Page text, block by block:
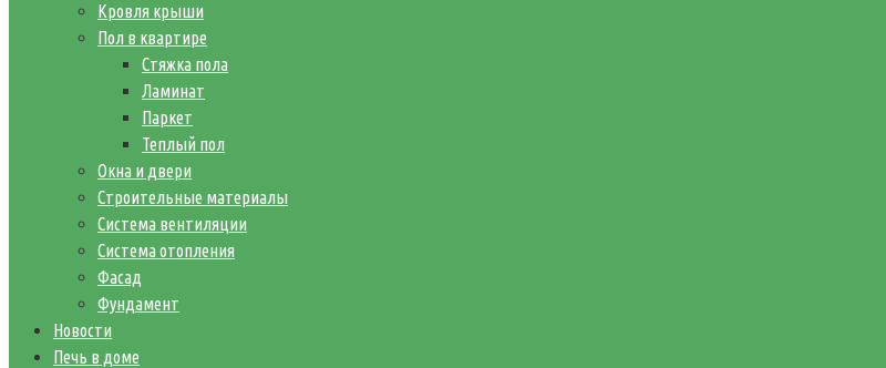
Кровля крыши
Пол в квартире
Стяжка пола
Ламинат
Паркет
Теплый пол
Окна и двери
Строительные материалы
Система вентиляции
Система отопления
Фасад
Фундамент
Новости
Печь в доме